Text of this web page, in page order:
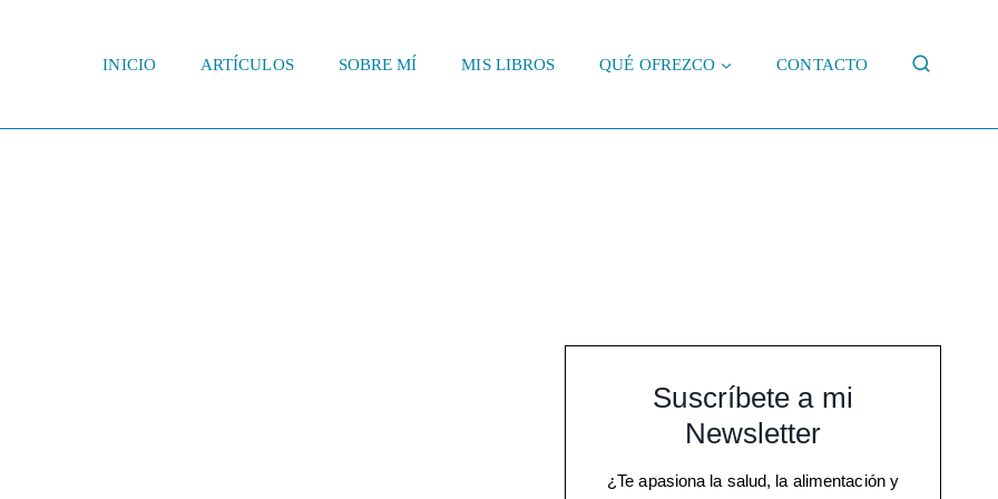
INICIO ARTÍCULOS SOBRE MÍ MIS LIBROS QUÉ OFREZCO CONTACTO
Suscríbete a mi
Newsletter
¿Te apasiona la salud, la alimentación y